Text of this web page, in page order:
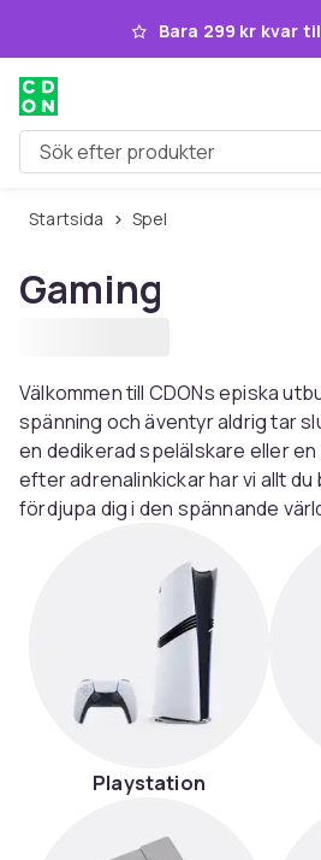
Hoppa till huvudinnehållet
Bara 299 kr kvar
Sök efter produkter
Startsida Spel
Gaming
Välkommen till CDONs episka
spänning och äventyr aldrig tar
en dedikerad spelälskare eller
efter adrenalinkickar har vi allt
fördjupa dig i den spännande
Playstation